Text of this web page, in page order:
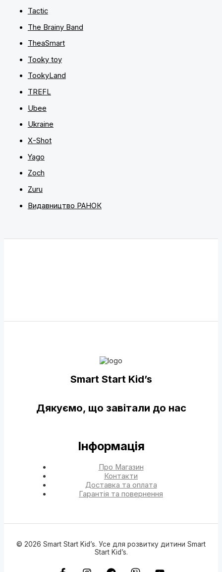
Tactic
The Brainy Band
TheaSmart
Tooky toy
TookyLand
TREFL
Ubee
Ukraine
X-Shot
Yago
Zoch
Zuru
Видавництво РАНОК
Smart Start Kid’s
Дякуємо, що завітали до нас
Інформація
Про Магазин
Контакти
Доставка та оплата
Гарантія та повернення
© 2026 Smart Start Kid’s. Усе для розвитку дитини Smart
Start Kid’s.